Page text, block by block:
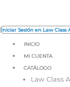
Iniciar Sesión en Law Class
INICIO
MI CUENTA
CATÁLOGO
Law Class